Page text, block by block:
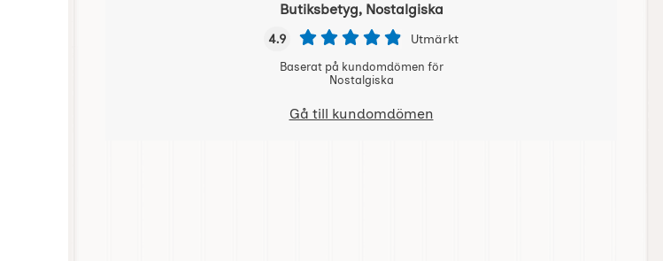
Butiksbetyg, Nostalgiska
4.9 Utmärkt
Baserat på kundomdömen för
Nostalgiska
Gå till kundomdömen